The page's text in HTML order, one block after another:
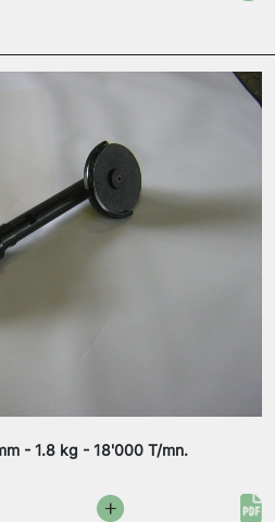
- 1.8 kg - 18'000 T/mn.